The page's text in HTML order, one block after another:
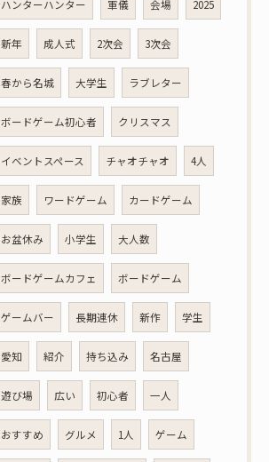
ハンターハンター 軍儀 会場 2025
新年 成人式 2次会 3次会
春から名城 大学生 ラブレター
ボードゲーム初心者 クリスマス
イベントスペース チャオチャオ 4人
家族 ワードゲーム カードゲーム
お盆休み 小学生 大人数
ボードゲームカフェ ボードゲーム
ゲームバー 長期連休 新作 学生
愛知 紹介 持ち込み 名古屋
遊び場 広い 初心者 一人
おすすめ グルメ 1人 ゲーム